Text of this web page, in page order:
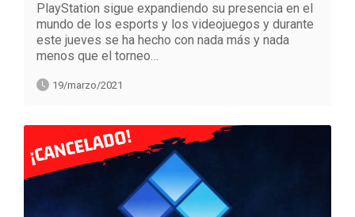
PlayStation sigue expandiendo su presencia en el
mundo de los esports y los videojuegos y durante
este jueves se ha hecho con nada más y nada
menos que el torneo…
19/marzo/2021